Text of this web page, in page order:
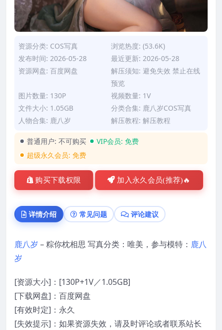
资源分类: COS写真
浏览热度: (53.6K)
发布时间: 2026-05-28
最近更新: 2026-05-28
资源网盘: 百度网盘
解压须知: 避免失效 禁止在线
预览
图片数量: 130P
视频数量: 1V
文件大小: 1.05GB
分类合集: 鹿八岁COS写真
人物合集: 鹿八岁 解压教程: 解压教程
普通用户: 不可购买 VIP会员: 免费
超级永久会员: 免费
购买下载权限 加入永久会员(推荐)🔥
详情介绍 常见问题 评论建议
鹿八岁 – 粽你枕相思 写真分类：唯美，参与模特： 鹿八
岁
[资源大小]：[130P+1V／1.05GB]
[下载网盘]：百度网盘
[有效时定]：永久
[失效提示]：如果资源失效，请及时评论或者联系站长